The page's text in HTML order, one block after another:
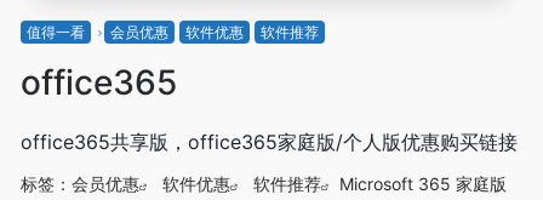
值得一看 会员优惠 软件优惠 软件推荐
office365
office365共享版，office365家庭版/个人版优惠购买链接
标签： 会员优惠 软件优惠 软件推荐
Microsoft 365 家庭版